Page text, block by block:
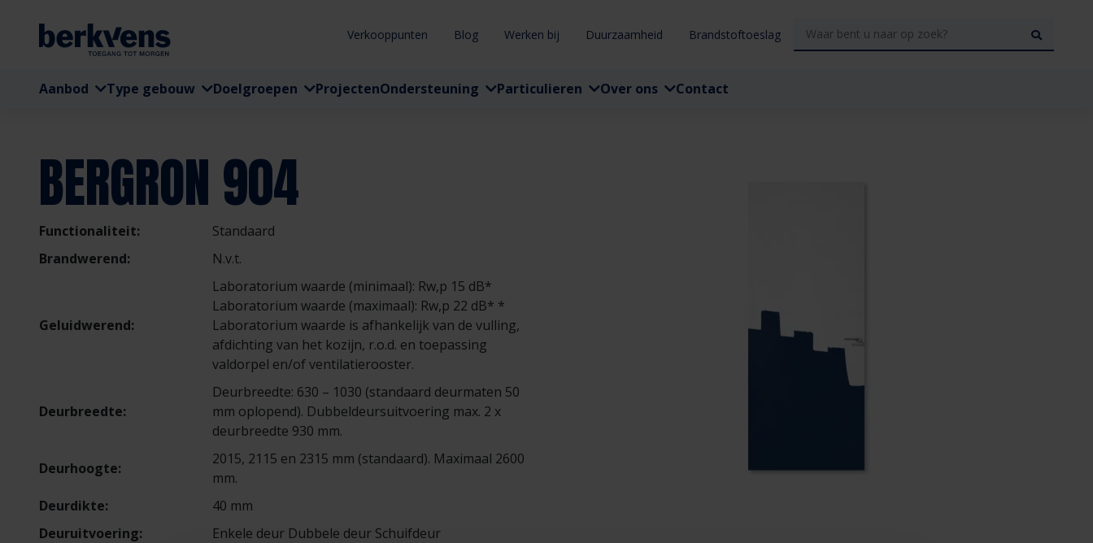
Verkooppunten Blog Werken bij Duurzaamheid Brandstoftoeslag
Aanbod Type gebouw Doelgroepen ProjectenOndersteuning Particulieren Over ons Contact
BERGRON 904
Functionaliteit:
Standaard
Brandwerend:
N.v.t.
Geluidwerend:
Laboratorium waarde (minimaal): Rw,p 15 dB*
Laboratorium waarde (maximaal): Rw,p 22 dB* *
Laboratorium waarde is afhankelijk van de vulling,
afdichting van het kozijn, r.o.d. en toepassing
valdorpel en/of ventilatierooster.
Deurbreedte:
Deurbreedte: 630 – 1030 (standaard deurmaten 50
mm oplopend). Dubbeldeursuitvoering max. 2 x
deurbreedte 930 mm.
Deurhoogte:
2015, 2115 en 2315 mm (standaard). Maximaal 2600
mm.
Deurdikte:
40 mm
Deuruitvoering:
Enkele deur Dubbele deur Schuifdeur